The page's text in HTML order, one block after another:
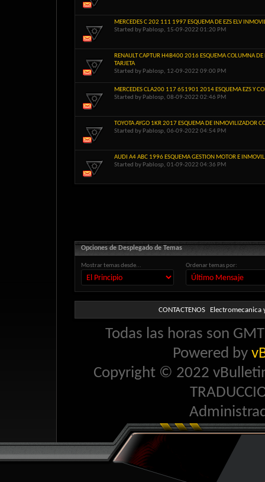
MERCEDES C 202 111 1997 ESQUEMA DE EZS ELV
Started by Pablosp, 15-09-2022 01:20 PM
RENAULT CAPTUR H4B400 2016 ESQUEMA COLUMNA DE
TARJETA
Started by Pablosp, 12-09-2022 09:00 PM
MERCEDES CLA200 117 651901 2014 ESQUEMA EZS Y
Started by Pablosp, 08-09-2022 02:46 PM
TOYOTA AYGO 1KR 2017 ESQUEMA DE INMOVILIZADOR
Started by Pablosp, 06-09-2022 04:54 PM
AUDI A4 ABC 1996 ESQUEMA GESTION MOTOR E
Started by Pablosp, 01-09-2022 04:36 PM
Opciones de Desplegado de Temas
Mostrar temas desde... Ordenar temas por:
CONTACTENOS Electromecanica
Todas las horas son
Powered by
Copyright © 2022